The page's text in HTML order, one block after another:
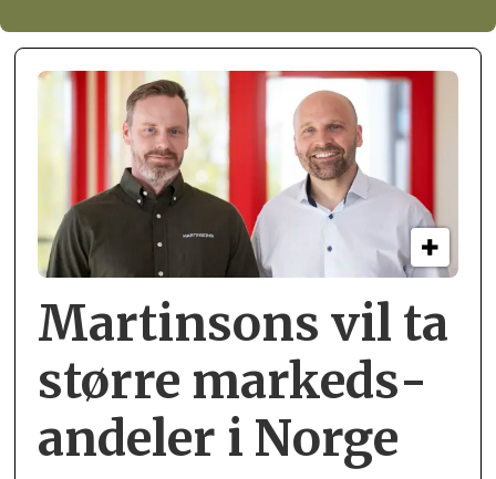
Martinsons vil ta
større markeds­
andeler i Norge